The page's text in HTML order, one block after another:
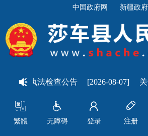
中国政府网 新疆政
行政执法检查公告 [2026-08-07]
繁體 无障碍 登录 注册